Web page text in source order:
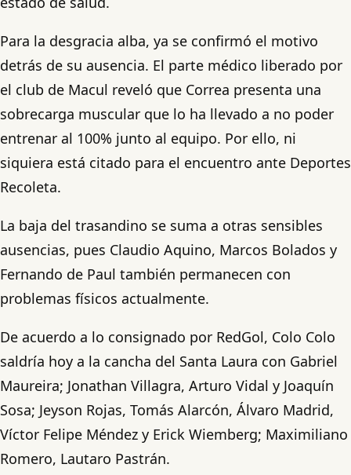
Para la desgracia alba, ya se confirmó el motivo
detrás de su ausencia. El parte médico liberado por
el club de Macul reveló que Correa presenta una
sobrecarga muscular que lo ha llevado a no poder
entrenar al 100% junto al equipo. Por ello, ni
siquiera está citado para el encuentro ante Deportes
Recoleta.
La baja del trasandino se suma a otras sensibles
ausencias, pues Claudio Aquino, Marcos Bolados y
Fernando de Paul también permanecen con
problemas físicos actualmente.
De acuerdo a lo consignado por RedGol, Colo Colo
saldría hoy a la cancha del Santa Laura con Gabriel
Maureira; Jonathan Villagra, Arturo Vidal y Joaquín
Sosa; Jeyson Rojas, Tomás Alarcón, Álvaro Madrid,
Víctor Felipe Méndez y Erick Wiemberg; Maximiliano
Romero, Lautaro Pastrán.